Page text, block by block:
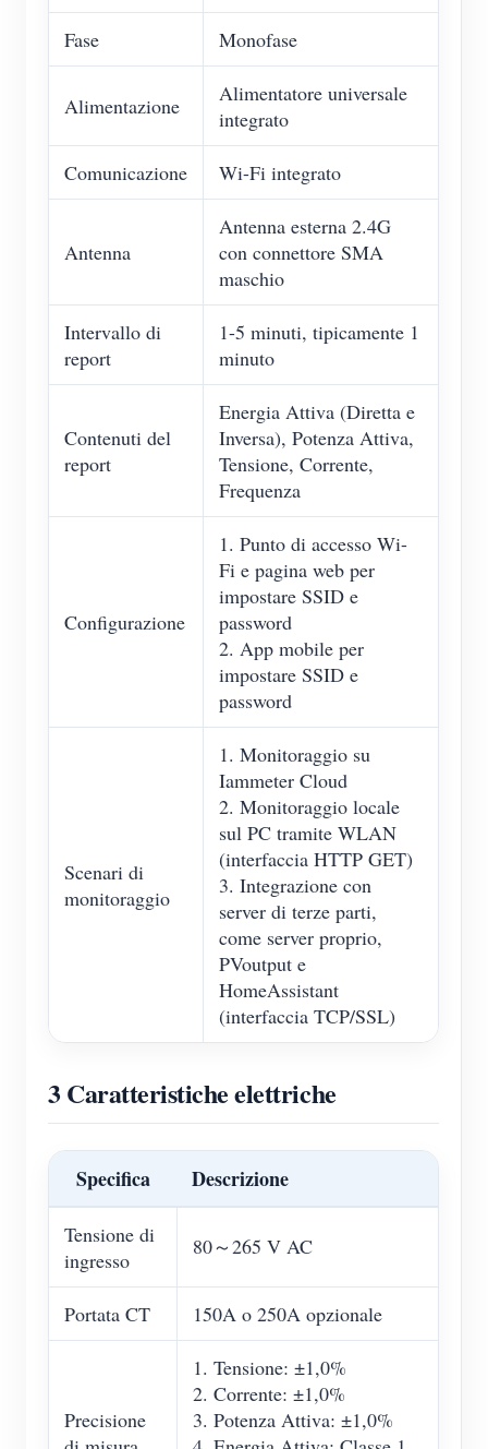
Fase Monofase
Alimentazione
Alimentatore universale
integrato
Comunicazione Wi-Fi integrato
Antenna
Antenna esterna 2.4G
con connettore SMA
maschio
Intervallo di
report
1-5 minuti, tipicamente 1
minuto
Contenuti del
report
Energia Attiva (Diretta e
Inversa), Potenza Attiva,
Tensione, Corrente,
Frequenza
Configurazione
1. Punto di accesso Wi-
Fi e pagina web per
impostare SSID e
password
2. App mobile per
impostare SSID e
password
Scenari di
monitoraggio
1. Monitoraggio su
Iammeter Cloud
2. Monitoraggio locale
sul PC tramite WLAN
(interfaccia HTTP GET)
3. Integrazione con
server di terze parti,
come server proprio,
PVoutput e
HomeAssistant
(interfaccia TCP/SSL)
3 Caratteristiche elettriche
Specifica Descrizione
Tensione di
ingresso
80～265 V AC
Portata CT 150A o 250A opzionale
Precisione
1. Tensione: ±1,0%
2. Corrente: ±1,0%
3. Potenza Attiva: ±1,0%